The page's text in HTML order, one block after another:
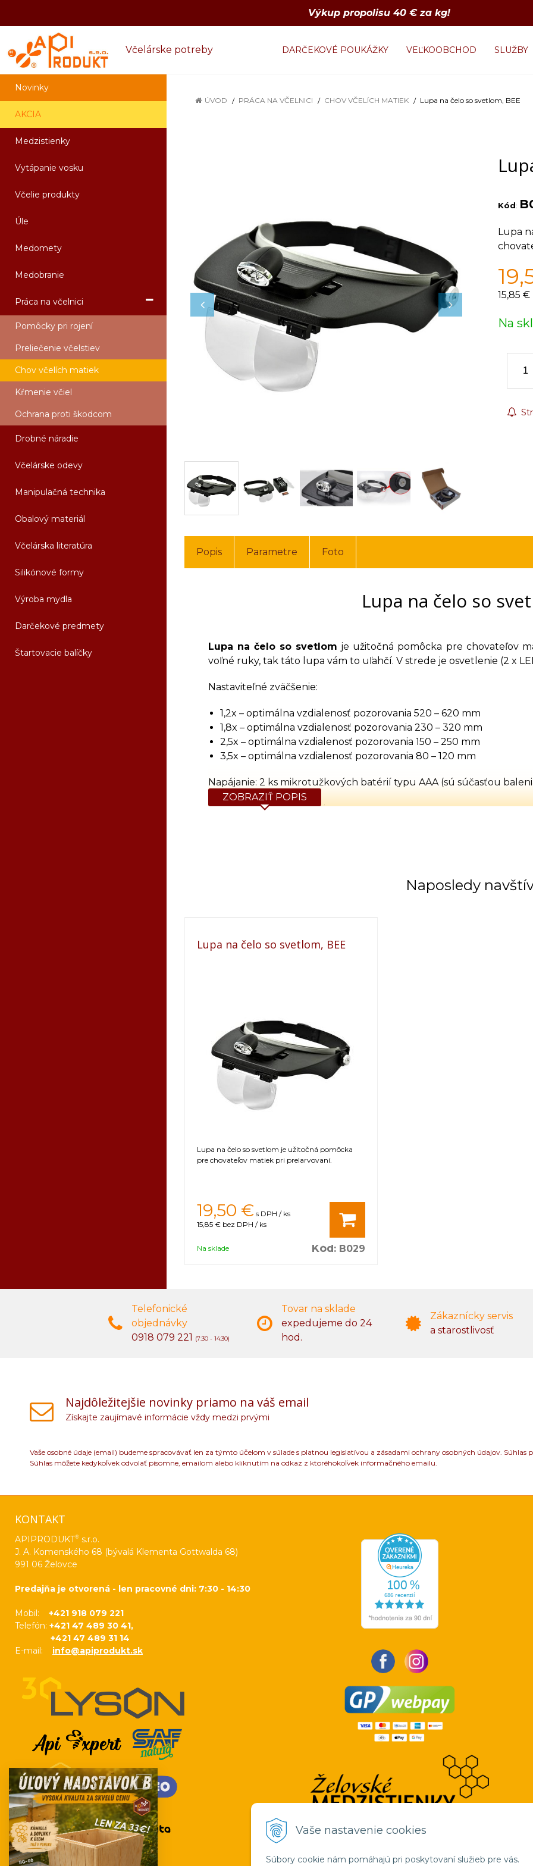
Vaše nastavenie cookies
Súbory cookie nám pomáhajú pri poskytovaní služieb pre vás.
Výkup propolisu 40 € za kg!
Včelárske potreby DARČEKOVÉ POUKÁŽKY VEĽKOOBCHOD SLUŽBY
Novinky
AKCIA
Medzistienky
Vytápanie vosku
Včelie produkty
Úle
Medomety
Medobranie
Práca na včelnici
Pomôcky pri rojení
Preliečenie včelstiev
Chov včelích matiek
Kŕmenie včiel
Ochrana proti škodcom
Drobné náradie
Včelárske odevy
Manipulačná technika
Obalový materiál
Včelárska literatúra
Silikónové formy
Výroba mydla
Darčekové predmety
Štartovacie balíčky
ÚVOD PRÁCA NA VČELNICI CHOV VČELÍCH MATIEK Lupa na čelo so svetlom, BEE
Kód:
Lupa
15,85 €
Na
Popis Parametre Foto
Lupa na čelo so
Lupa na čelo so svetlom je užitočná pomôcka pre chovateľov
voľné ruky, tak táto lupa vám to uľahčí. V strede je osvetlenie (2 x
Nastaviteľné zväčšenie:
1,2x – optimálna vzdialenosť pozorovania 520 – 620 mm
1,8x – optimálna vzdialenosť pozorovania 230 – 320 mm
2,5x – optimálna vzdialenosť pozorovania 150 – 250 mm
3,5x – optimálna vzdialenosť pozorovania 80 – 120 mm
Napájanie: 2 ks mikrotužkových batérií typu AAA (sú súčasťou
Produkt priamo od výrobcu.
ZOBRAZIŤ POPIS
Naposledy
Lupa na čelo so svetlom, BEE
Lupa na čelo so svetlom je užitočná pomôcka
pre chovateľov matiek pri prelarvovaní.
19,50 € s DPH / ks
15,85 € bez DPH / ks
Na sklade Kód: B029
Telefonické
objednávky
0918 079 221
(7:30 - 14:30)
Tovar na sklade
expedujeme do 24
hod.
Zákaznícky servis
a starostlivosť
Najdôležitejšie novinky priamo na váš email
Získajte zaujímavé informácie vždy medzi prvými
Vaše osobné údaje (email) budeme spracovávať len za týmto účelom v súlade s platnou legislatívou a zásadami ochrany osobných údajov.
Súhlas môžete kedykoľvek odvolať písomne, emailom alebo kliknutím na odkaz z ktoréhokoľvek informačného emailu.
KONTAKT
APIPRODUKT® s.r.o.
J. A. Komenského 68 (bývalá Klementa Gottwalda 68)
991 06 Želovce
Predajňa je otvorená - len pracovné dni: 7:30 - 14:30
Mobil: +421 918 079 221
Telefón: +421 47 489 30 41,
+421 47 489 31 14
E-mail: info@apiprodukt.sk